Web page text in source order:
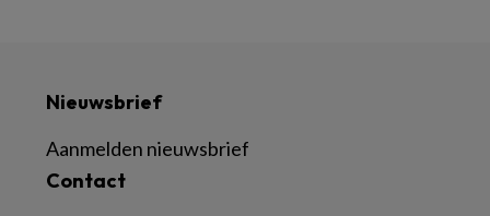
Nieuwsbrief
Aanmelden nieuwsbrief
Contact